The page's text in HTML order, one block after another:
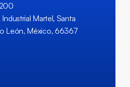
Martel, Santa
León, México, 66367